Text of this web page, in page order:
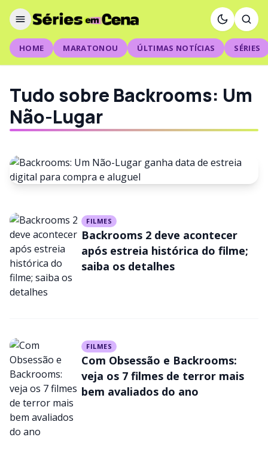
HOME MARATONOU ÚLTIMAS NOTÍCIAS SÉRIES
Tudo sobre Backrooms: Um
Não-Lugar
Backrooms: Um Não-Lugar
ganha data de estreia digital
para compra e aluguel
FILMES
Backrooms 2 deve acontecer
após estreia histórica do filme;
saiba os detalhes
FILMES
Com Obsessão e Backrooms:
veja os 7 filmes de terror mais
bem avaliados do ano